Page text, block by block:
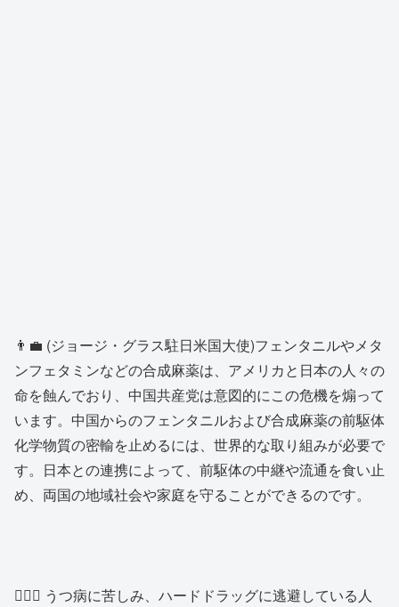
👨‍💼 (ジョージ・グラス駐日米国大使)フェンタニルやメタ
ンフェタミンなどの合成麻薬は、アメリカと日本の人々の
命を蝕んでおり、中国共産党は意図的にこの危機を煽って
います。中国からのフェンタニルおよび合成麻薬の前駆体
化学物質の密輸を止めるには、世界的な取り組みが必要で
す。日本との連携によって、前駆体の中継や流通を食い止
め、両国の地域社会や家庭を守ることができるのです。
👱🏻‍♂️ うつ病に苦しみ、ハードドラッグに逃避している人